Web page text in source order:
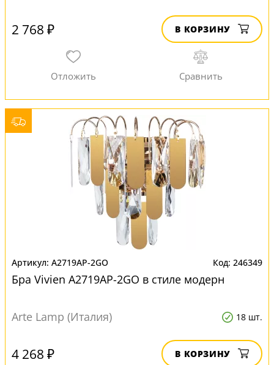
2 768 ₽ В КОРЗИНУ
A2719AP-2GO 246349
Бра Vivien A2719AP-2GO в стиле модерн
Arte Lamp (Италия) 18 шт.
4 268 ₽ В КОРЗИНУ